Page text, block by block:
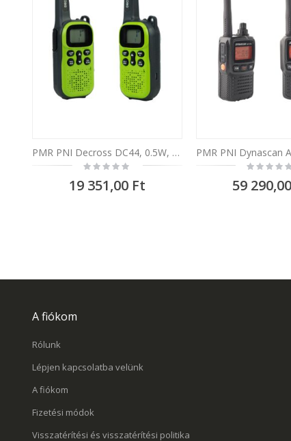
PMR PNI Decross DC44, 0.5W, 446MHz, 800mAh hordozható rádióállomás
Rating:
0%
19 351,00 Ft
Rating:
0%
59
A fiókom
Rólunk
Lépjen kapcsolatba velünk
A fiókom
Fizetési módok
Visszatérítési és visszatérítési politika